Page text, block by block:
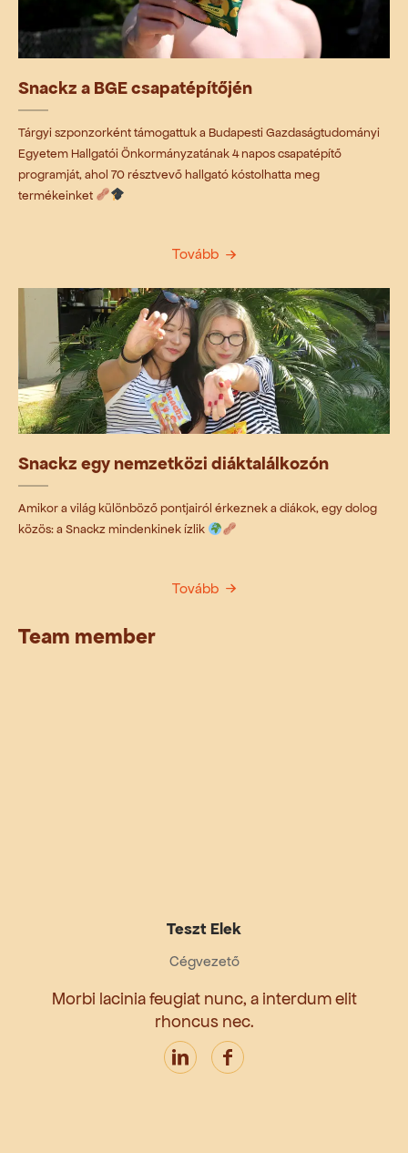
Snackz a BGE csapatépítőjén
Tárgyi szponzorként támogattuk a Budapesti Gazdaságtudományi
Egyetem Hallgatói Önkormányzatának 4 napos csapatépítő
programját, ahol 70 résztvevő hallgató kóstolhatta meg
termékeinket
Tovább
Snackz egy nemzetközi diáktalálkozón
Amikor a világ különböző pontjairól érkeznek a diákok, egy dolog
közös: a Snackz mindenkinek ízlik
Tovább
Team member
Teszt Elek
Cégvezető
Morbi lacinia feugiat nunc, a interdum elit
rhoncus nec.